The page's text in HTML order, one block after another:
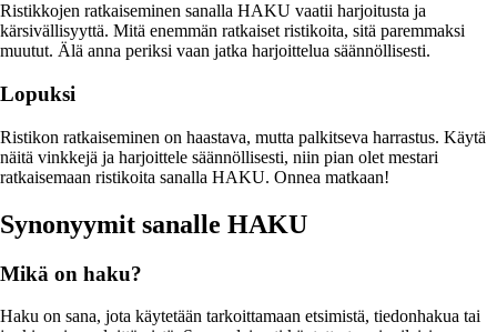
Ristikkojen ratkaiseminen sanalla HAKU vaatii harjoitusta ja
kärsivällisyyttä. Mitä enemmän ratkaiset ristikoita, sitä paremmaksi
muutut. Älä anna periksi vaan jatka harjoittelua säännöllisesti.
Lopuksi
Ristikon ratkaiseminen on haastava, mutta palkitseva harrastus. Käytä
näitä vinkkejä ja harjoittele säännöllisesti, niin pian olet mestari
ratkaisemaan ristikoita sanalla HAKU. Onnea matkaan!
Synonyymit sanalle HAKU
Mikä on haku?
Haku on sana, jota käytetään tarkoittamaan etsimistä, tiedonhakua tai